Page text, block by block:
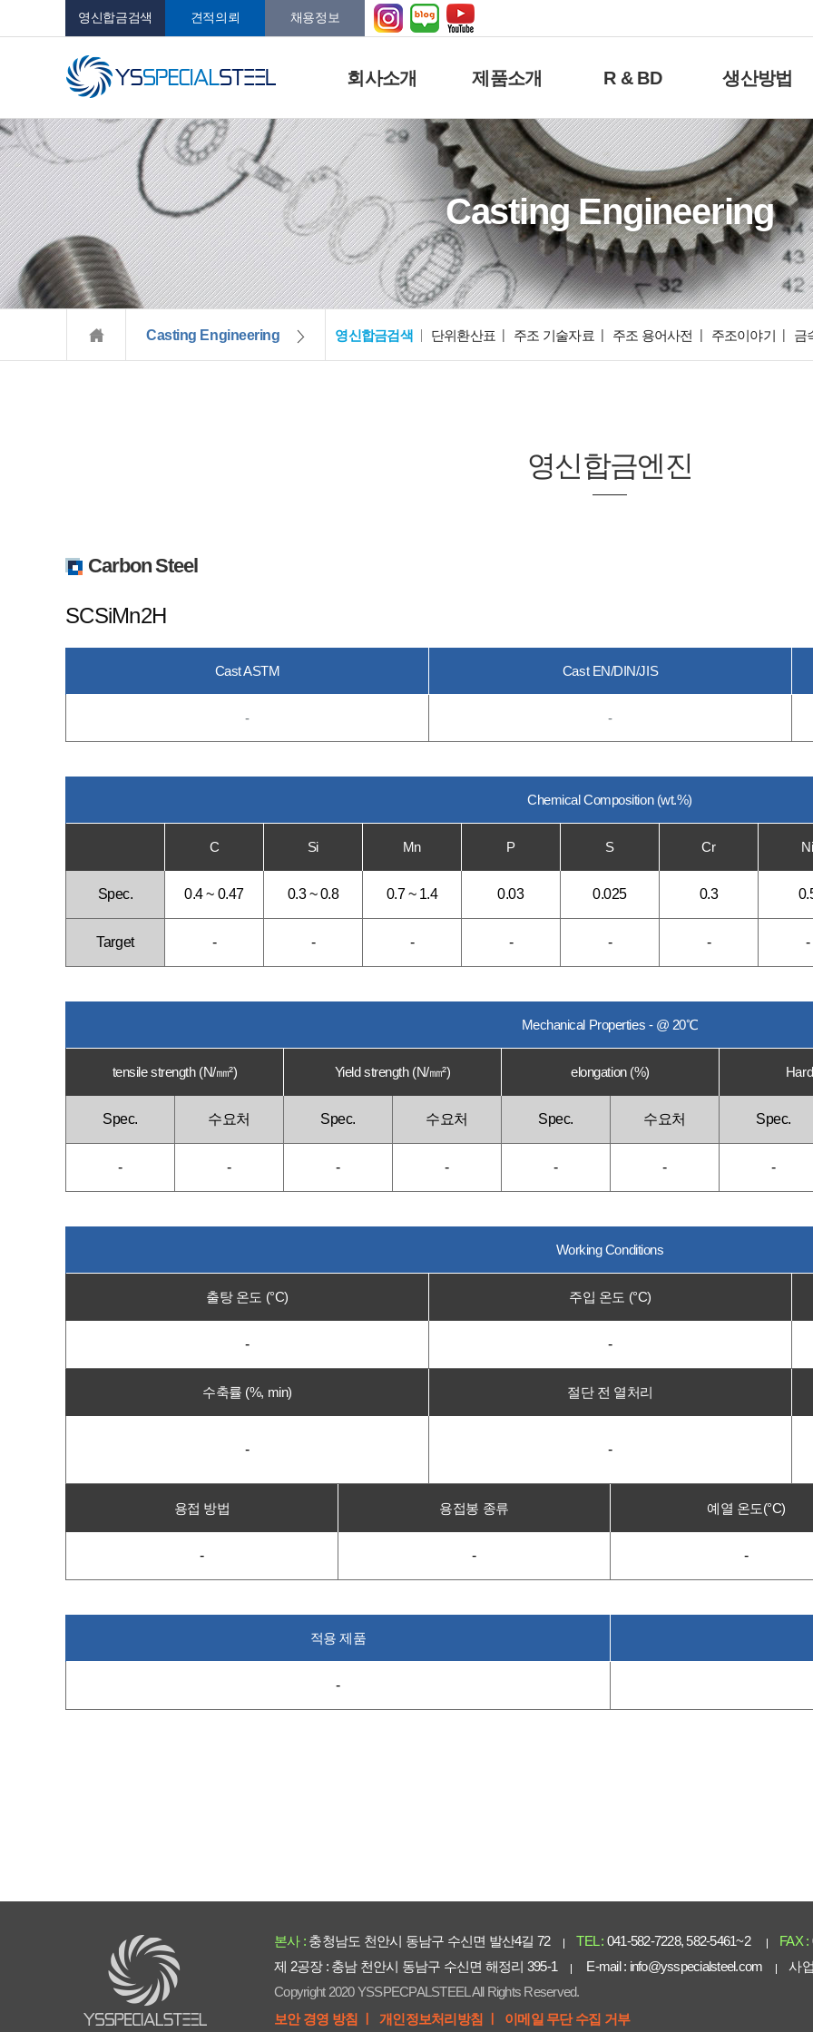
영신합금검색 견적의뢰 채용정보
회사소개 제품소개 R & BD 생산방법
Casting Engineering
Casting Engineering 영신합금검색 단위환산표 주조 기술자료 주조 용어사전 주조이야기 금
영신합금엔진
Carbon Steel
SCSiMn2H
Cast ASTM Cast EN/DIN/JIS
- -
Chemical Composition (wt.%)
C Si Mn P S Cr Ni
Spec. 0.4 ~ 0.47 0.3 ~ 0.8 0.7 ~ 1.4 0.03 0.025 0.3
Target - - - - - - -
Mechanical Properties - @ 20℃
tensile strength (N/㎜²) Yield strength (N/㎜²) elongation (%)
Spec. 수요처 Spec. 수요처 Spec. 수요처 Spec.
- - - - - - -
Working Conditions
출탕 온도 (°C) 주입 온도 (°C)
- -
수축률 (%, min) 절단 전 열처리
- -
용접 방법 용접봉 종류 예열 온도(°C)
- - -
적용 제품
-
본사 : 충청남도 천안시 동남구 수신면 발산4길 72 TEL : 041-582-7228, 582-5461~2 FAX :
제 2공장 : 충남 천안시 동남구 수신면 해정리 395-1
E-mail : info@ysspecialsteel.com 사
Copyright 2020 YSSPECPALSTEEL All Rights Reserved.
보안 경영 방침 ㅣ
개인정보처리방침 ㅣ 이메일 무단 수집 거부